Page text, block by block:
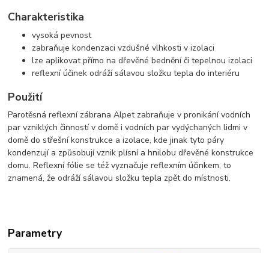
Charakteristika
vysoká pevnost
zabraňuje kondenzaci vzdušné vlhkosti v izolaci
lze aplikovat přímo na dřevěné bednění či tepelnou izolaci
reflexní účinek odráží sálavou složku tepla do interiéru
Použití
Parotěsná reflexní zábrana Alpet zabraňuje v pronikání vodních
par vzniklých činností v domě i vodních par vydýchaných lidmi v
domě do střešní konstrukce a izolace, kde jinak tyto páry
kondenzují a způsobují vznik plísní a hnilobu dřevěné konstrukce
domu. Reflexní fólie se též vyznačuje reflexním účinkem, to
znamená, že odráží sálavou složku tepla zpět do místnosti.
Parametry